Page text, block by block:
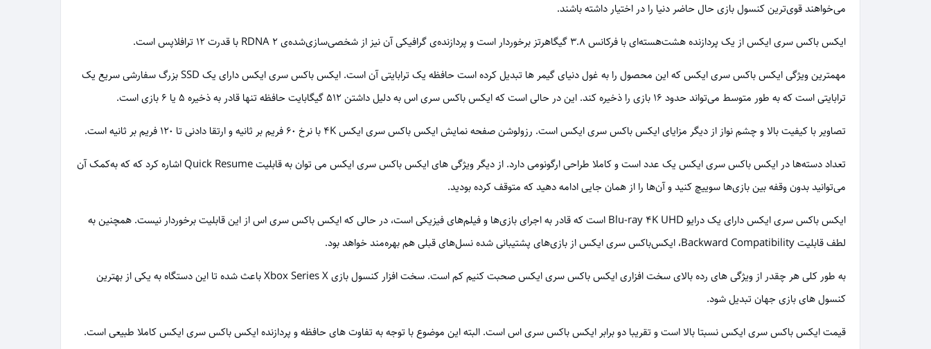
می‌خواهند قوی‌ترین کنسول بازی حال حاضر دنیا را در اختیار داشته باشند.
ایکس باکس سری ایکس از یک پردازنده هشت‌هسته‌ای با فرکانس 3.8 گیگاهرتز برخوردار است و پردازنده‌ی گرافیکی آن نیز از شخصی‌سازی‌شده‌ی RDNA 2 با قدرت 12 ترافلاپس است.
مهمترین ویژگی ایکس باکس سری ایکس که این محصول را به غول دنیای گیمر ها تبدیل کرده است حافظه یک ترابایتی آن است. ایکس باکس سری ایکس دارای یک SSD بزرگ سفارشی سریع یک
ترابایتی است که به طور متوسط ​​می‌تواند حدود 16 بازی را ذخیره کند. این در حالی است که ایکس باکس سری اس به دلیل داشتن 512 گیگابایت حافظه تنها قادر به ذخیره 5 یا 6 بازی است.
تصاویر با کیفیت بالا و چشم نواز از دیگر مزایای ایکس باکس سری ایکس است. رزولوشن صفحه نمایش ایکس باکس سری ایکس 4K با نرخ 60 فریم‌ بر‌ ثانیه و ارتقا دادنی تا 120 فریم‌ بر‌ ثانیه است.
تعداد دسته‌ها در ایکس باکس سری ایکس یک عدد است و کاملا طراحی ارگونومی دارد. از دیگر ویژگی های ایکس باکس سری ایکس می توان به قابلیت Quick Resume اشاره کرد که که به‌کمک آن
می‌توانید بدون وقفه بین بازی‌ها سوییچ کنید و آن‌ها را از همان جایی ادامه دهید که متوقف کرده بودید.
ایکس باکس سری ایکس دارای یک درایو Blu-ray 4K UHD است که قادر به اجرای بازی‌ها و فیلم‌های فیزیکی است، در حالی که ایکس باکس سری اس از این قابلیت برخوردار نیست. همچنین به‌
لطف قابلیت Backward Compatibility، ایکس‌باکس سری ایکس از بازی‌های پشتیبانی‌ شده نسل‌های قبلی هم بهره‌مند خواهد بود.
به طور کلی هر چقدر از ویژگی های رده بالای سخت افزاری ایکس باکس سری ایکس صحبت کنیم کم است. سخت افزار کنسول بازی Xbox Series X باعث شده تا این دستگاه به یکی از بهترین
کنسول های بازی جهان تبدیل شود.
قیمت ایکس باکس سری ایکس نسبتا بالا است و تقریبا دو برابر ایکس باکس سری اس است. البته این موضوع با توجه به تفاوت های حافظه و پردازنده ایکس باکس سری ایکس کاملا طبیعی است.